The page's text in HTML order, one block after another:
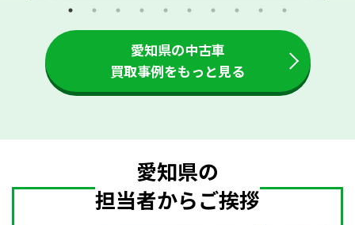
愛知県の中古車
買取事例をもっと見る
愛知県の
担当者からご挨拶